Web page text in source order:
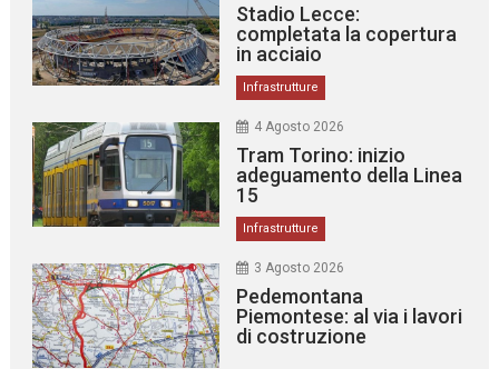
Stadio Lecce:
completata la copertura
in acciaio
Infrastrutture
4 Agosto 2026
Tram Torino: inizio
adeguamento della Linea
15
Infrastrutture
3 Agosto 2026
Pedemontana
Piemontese: al via i lavori
di costruzione